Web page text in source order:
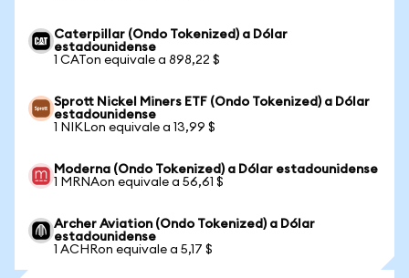
Caterpillar (Ondo Tokenized) a Dólar
estadounidense
1 CATon equivale a 898,22 $
Sprott Nickel Miners ETF (Ondo Tokenized) a Dólar
estadounidense
1 NIKLon equivale a 13,99 $
Moderna (Ondo Tokenized) a Dólar estadounidense
1 MRNAon equivale a 56,61 $
Archer Aviation (Ondo Tokenized) a Dólar
estadounidense
1 ACHRon equivale a 5,17 $